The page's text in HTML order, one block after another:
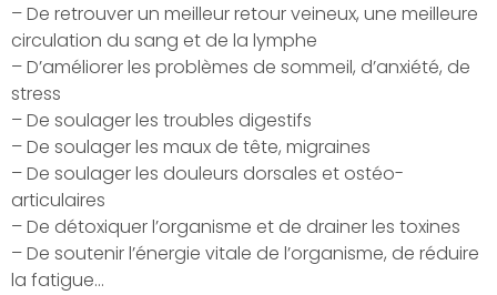
– De retrouver un meilleur retour veineux, une meilleure
circulation du sang et de la lymphe
– D’améliorer les problèmes de sommeil, d’anxiété, de
stress
– De soulager les troubles digestifs
– De soulager les maux de tête, migraines
– De soulager les douleurs dorsales et ostéo-
articulaires
– De détoxiquer l’organisme et de drainer les toxines
– De soutenir l’énergie vitale de l’organisme, de réduire
la fatigue…